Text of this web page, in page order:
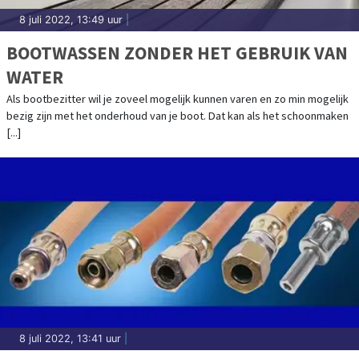
8 juli 2022, 13:49 uur
BOOTWASSEN ZONDER HET GEBRUIK VAN
WATER
Als bootbezitter wil je zoveel mogelijk kunnen varen en zo min mogelijk
bezig zijn met het onderhoud van je boot. Dat kan als het schoonmaken
[...]
8 juli 2022, 13:41 uur